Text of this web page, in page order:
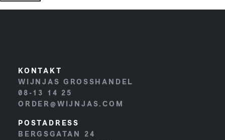
KONTAKT
WIJNJAS GROSSHANDEL
08-13 14 25
ORDER@WIJNJAS.COM
POSTADRESS
BERGSGATAN 24